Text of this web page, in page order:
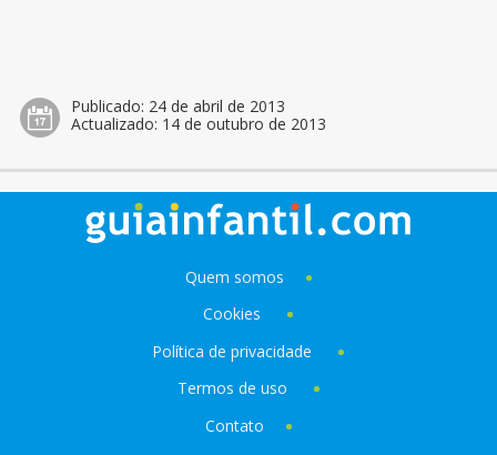
Publicado: 24 de abril de 2013
Actualizado: 14 de outubro de 2013
Quem somos
Cookies
Política de privacidade
Termos de uso
Contato